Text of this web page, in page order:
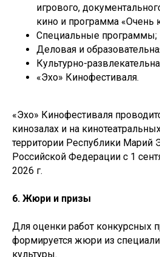
игрового,
кино и программа «Очень
Специальные программы;
Деловая и
Культурно-
«Эхо» Кинофестиваля.
«Эхо» Кинофестиваля
кинозалах и на
территории Республики Марий
Российской Федерации с 1
2026 г.
6. Жюри и призы
Для оценки работ конкурсных
формируется жюри из
культуры.